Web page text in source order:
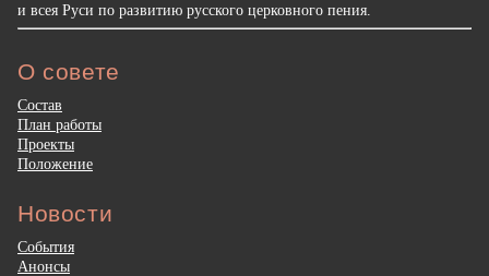
и всея Руси по развитию русского церковного пения.
О совете
Состав
План работы
Проекты
Положение
Новости
События
Анонсы